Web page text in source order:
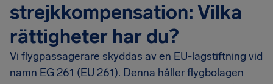
strejkkompensation: Vilka
rättigheter har du?
Vi flygpassagerare skyddas av en EU-lagstiftning vid
namn EG 261 (EU 261). Denna håller flygbolagen